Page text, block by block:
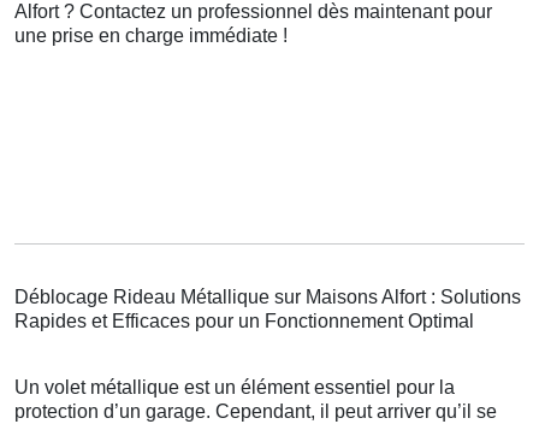
Alfort ? Contactez un professionnel dès maintenant pour
une prise en charge immédiate !
Déblocage Rideau Métallique sur Maisons Alfort : Solutions
Rapides et Efficaces pour un Fonctionnement Optimal
Un volet métallique est un élément essentiel pour la
protection d’un garage. Cependant, il peut arriver qu’il se